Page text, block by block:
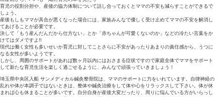
イライラがおさまらない
不安感が常にある
腰痛・肩こり・頭痛がある